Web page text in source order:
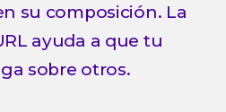
su composición. La
ayuda a que tu
sobre otros.